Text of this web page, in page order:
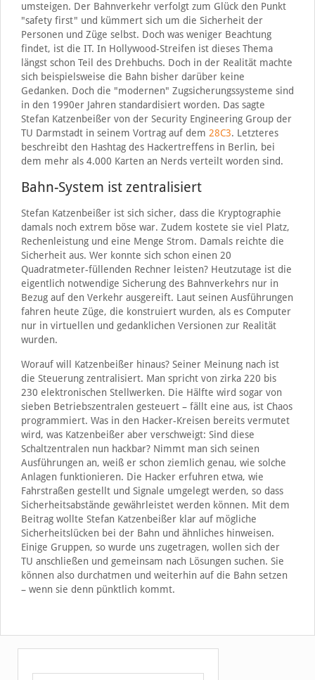
umsteigen. Der Bahnverkehr verfolgt zum Glück den Punkt
"safety first" und kümmert sich um die Sicherheit der
Personen und Züge selbst. Doch was weniger Beachtung
findet, ist die IT. In Hollywood-Streifen ist dieses Thema
längst schon Teil des Drehbuchs. Doch in der Realität machte
sich beispielsweise die Bahn bisher darüber keine
Gedanken. Doch die "modernen" Zugsicherungssysteme sind
in den 1990er Jahren standardisiert worden. Das sagte
Stefan Katzenbeißer von der Security Engineering Group der
TU Darmstadt in seinem Vortrag auf dem 28C3. Letzteres
beschreibt den Hashtag des Hackertreffens in Berlin, bei
dem mehr als 4.000 Karten an Nerds verteilt worden sind.
Bahn-System ist zentralisiert
Stefan Katzenbeißer ist sich sicher, dass die Kryptographie
damals noch extrem böse war. Zudem kostete sie viel Platz,
Rechenleistung und eine Menge Strom. Damals reichte die
Sicherheit aus. Wer konnte sich schon einen 20
Quadratmeter-füllenden Rechner leisten? Heutzutage ist die
eigentlich notwendige Sicherung des Bahnverkehrs nur in
Bezug auf den Verkehr ausgereift. Laut seinen Ausführungen
fahren heute Züge, die konstruiert wurden, als es Computer
nur in virtuellen und gedanklichen Versionen zur Realität
wurden.
Worauf will Katzenbeißer hinaus? Seiner Meinung nach ist
die Steuerung zentralisiert. Man spricht von zirka 220 bis
230 elektronischen Stellwerken. Die Hälfte wird sogar von
sieben Betriebszentralen gesteuert – fällt eine aus, ist Chaos
programmiert. Was in den Hacker-Kreisen bereits vermutet
wird, was Katzenbeißer aber verschweigt: Sind diese
Schaltzentralen nun hackbar? Nimmt man sich seinen
Ausführungen an, weiß er schon ziemlich genau, wie solche
Anlagen funktionieren. Die Hacker erfuhren etwa, wie
Fahrstraßen gestellt und Signale umgelegt werden, so dass
Sicherheitsabstände gewährleistet werden können. Mit dem
Beitrag wollte Stefan Katzenbeißer klar auf mögliche
Sicherheitslücken bei der Bahn und ähnliches hinweisen.
Einige Gruppen, so wurde uns zugetragen, wollen sich der
TU anschließen und gemeinsam nach Lösungen suchen. Sie
können also durchatmen und weiterhin auf die Bahn setzen
– wenn sie denn pünktlich kommt.